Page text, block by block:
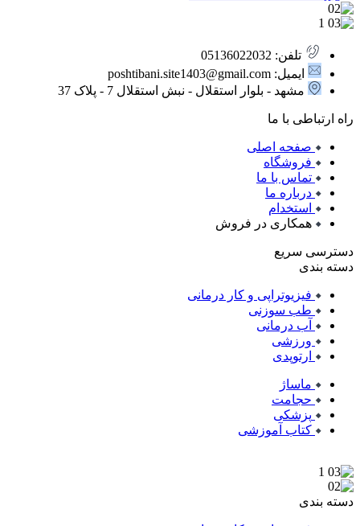
تلفن: 05136022032
ایمیل: poshtibani.site1403@gmail.com
مشهد - بلوار استقلال - نبش استقلال 7 - پلاک 37
راه ارتباطی با ما
صفحه اصلی
فروشگاه
تماس با ما
درباره ما
استخدام
همکاری در فروش
دسترسی سریع
دسته بندی
فیزیوتراپی و کار درمانی
طب سوزنی
آب درمانی
ورزشی
ارتوپدی
ماساژ
حجامت
پزشکی
کتاب آموزشی
دسته بندی